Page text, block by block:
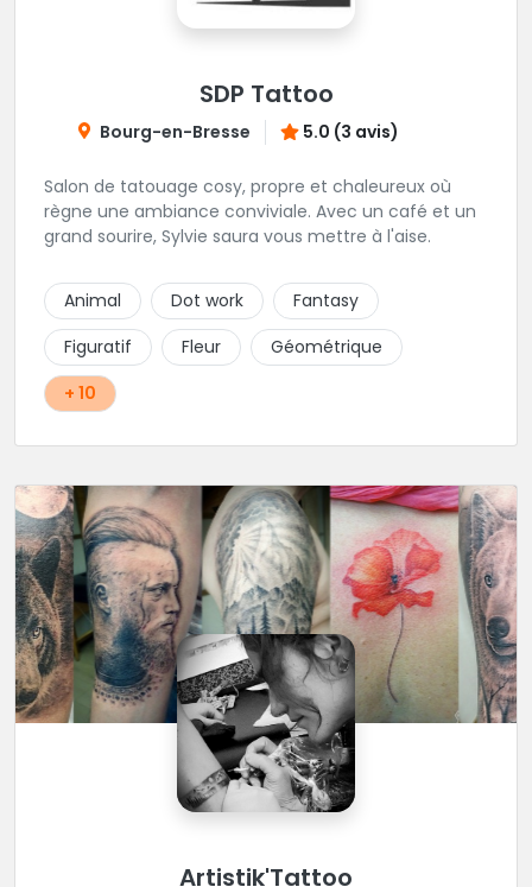
SDP Tattoo
Bourg-en-Bresse 5.0 (3 avis)
Salon de tatouage cosy, propre et chaleureux où
règne une ambiance conviviale. Avec un café et un
grand sourire, Sylvie saura vous mettre à l'aise.
Animal Dot work
Fantasy
Figuratif
Fleur
Géométrique
+ 10
Artistik'Tattoo